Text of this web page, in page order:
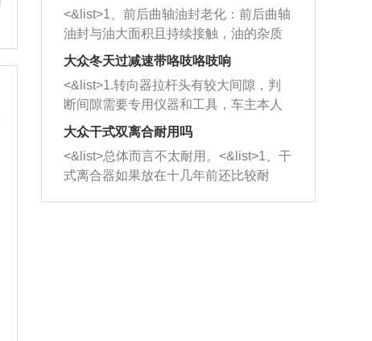
西取出来。但如果是因为积碳过多引起
的堵塞，就需要将三元催化器泡在草酸
洗剂对堵塞的情况得到解决，将清洗剂
放在燃油箱中，与燃油混合后，车辆启
动时，就可以和汽油一起进入到燃烧
室，最后形成废气排出，就可以让三元
催化器得到清洗，排气管堵塞的情况就
能够得到解决。
一圈半的练习，往右同样也要打相同的
圈数。 <&list>3、最后强调要反复练
习，这样就可以形成肌肉记忆，在真实
驾驶车辆时，不需要记忆也能打好方
向。
<&list>1、前后曲轴油封老化：前后曲轴
油封与油大面积且持续接触，油的杂质
和发动机内持续温度变化使其密封效果
逐渐减弱，导致渗油或漏油。<&list>2、
活塞间隙过大：积碳会使活塞环与缸体
的间隙扩大，导致机油流入燃烧室中，
造成烧机油。<&list>3、机油粘度。使用
机油粘度过小的话，同样会有烧机油现
象，机油粘度过小具有很好的流动性，
大众冬天过减速带咯吱咯吱响
<&list>1.转向器拉杆头有较大间隙，判
断间隙需要专用仪器和工具，车主本人
无法制作，需要将车辆送到修理厂或4s
店；<&list>2.车辆半轴套管防尘罩破
裂，破裂后会出现漏油现象，使半轴磨
损严重，磨损的半轴容易损坏，产生异
响；<&list>3.稳定器的转向胶套和球头
大众干式双离合耐用吗
<&list>总体而言不太耐用。<&list>1、干
式离合器如果放在十几年前还比较耐